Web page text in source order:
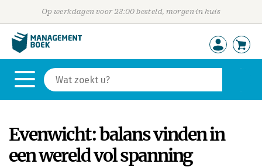
Op werkdagen voor 23:00 besteld, morgen in huis
Evenwicht: balans vinden in
een wereld vol spanning